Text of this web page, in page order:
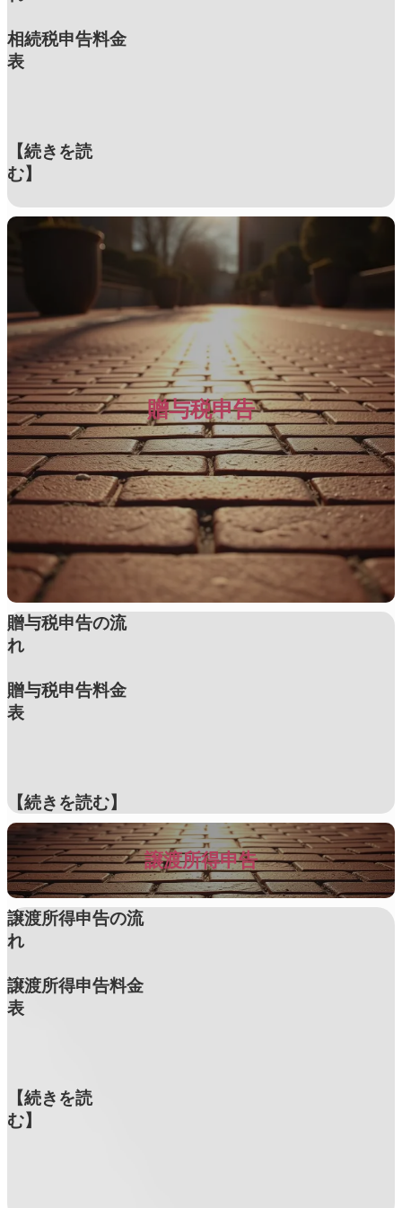
相続税申告料金
表
【続きを読
む】
贈与税申告
贈与税申告の流
れ
贈与税申告料金
表
【続きを読む】
譲渡所得申告
譲渡所得申告の流
れ
譲渡所得申告料金
表
【続きを読
む】